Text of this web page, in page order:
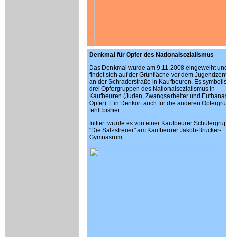
Denkmal für Opfer des Nationalsozialismus
Das Denkmal wurde am 9.11.2008 eingeweiht
findet sich auf der Grünfläche vor dem
an der Schraderstraße in Kaufbeuren. Es
drei Opfergruppen des Nationalsozialismus in
Kaufbeuren (Juden, Zwangsarbeiter und
Opfer). Ein Denkort auch für die anderen
fehlt bisher.
Initiert wurde es von einer Kaufbeurer
"Die Salzstreuer" am Kaufbeurer Jakob-Brucker-
Gymnasium.